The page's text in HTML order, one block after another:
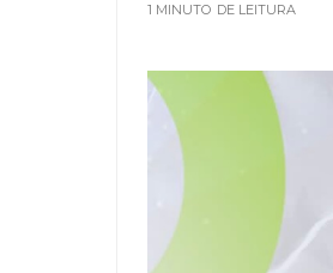
1 MINUTO DE LEITURA